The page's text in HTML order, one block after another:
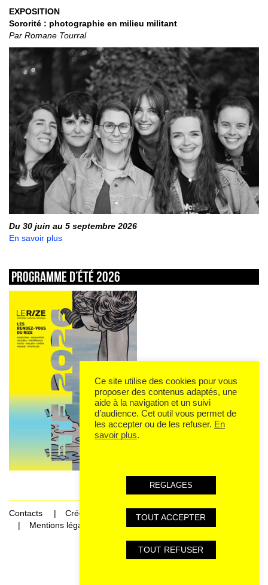
EXPOSITION
Sororité : photographie en milieu militant
Par Romane Tourral
Du 30 juin au 5 septembre 2026
En savoir plus
Programme d’été 2026
Contacts
Crédits
Mentions légales et données personnelles
Ce site utilise des cookies pour vous
proposer des contenus adaptés, une
aide à la navigation et un suivi
d’audience. Cet outil vous permet de
les accepter ou de les refuser. En
savoir plus.
REGLAGES
TOUT ACCEPTER
TOUT REFUSER